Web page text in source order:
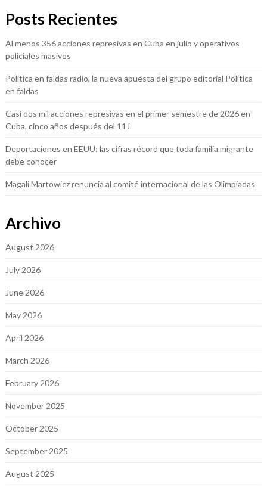
Posts Recientes
Al menos 356 acciones represivas en Cuba en julio y operativos
policiales masivos
Política en faldas radio, la nueva apuesta del grupo editorial Política
en faldas
Casi dos mil acciones represivas en el primer semestre de 2026 en
Cuba, cinco años después del 11J
Deportaciones en EEUU: las cifras récord que toda familia migrante
debe conocer
Magali Martowicz renuncia al comité internacional de las Olimpiadas
Archivo
August 2026
July 2026
June 2026
May 2026
April 2026
March 2026
February 2026
November 2025
October 2025
September 2025
August 2025